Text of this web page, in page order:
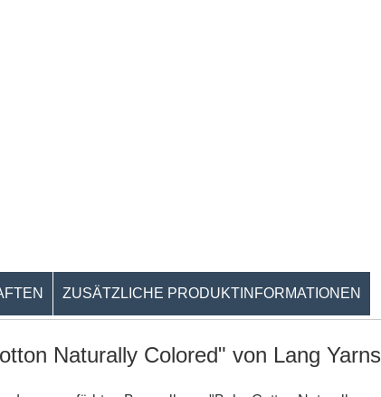
ZUSÄTZLICHE PRODUKTINFORMATIONEN
Naturally Colored" von Lang Yarns